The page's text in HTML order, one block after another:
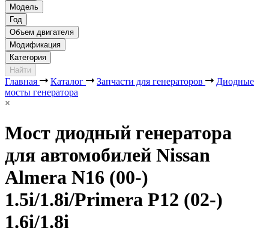
Модель
Год
Объем двигателя
Модификация
Категория
Найти
Главная Каталог Запчасти для генераторов
Диодные
мосты генератора
×
Мост диодный генератора
для автомобилей Nissan
Almera N16 (00-)
1.5i/1.8i/Primera P12 (02-)
1.6i/1.8i